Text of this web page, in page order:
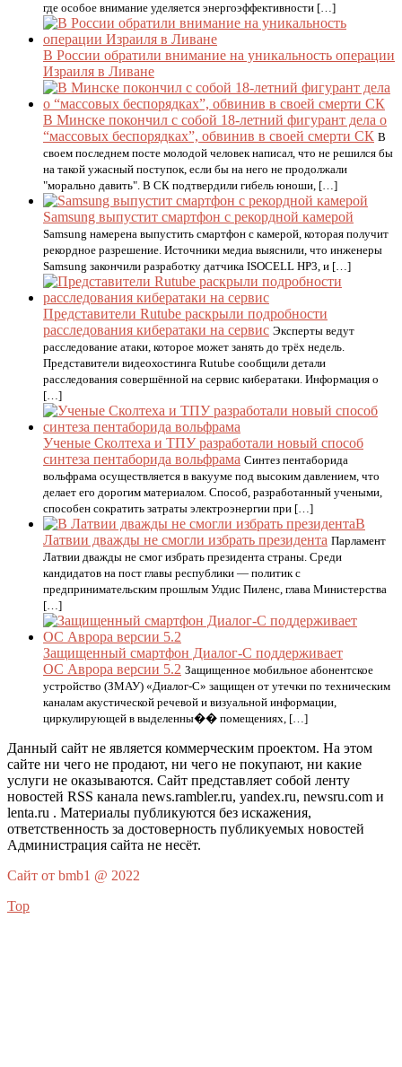
где особое внимание уделяется энергоэффективности […]
В России обратили внимание на уникальность операции
Израиля в Ливане
В Минске покончил с собой 18-летний фигурант дела о
“массовых беспорядках”, обвинив в своей смерти СК В
своем последнем посте молодой человек написал, что не решился бы
на такой ужасный поступок, если бы на него не продолжали
"морально давить". В СК подтвердили гибель юноши, […]
Samsung выпустит смартфон с рекордной камерой
Samsung намерена выпустить смартфон с камерой, которая получит
рекордное разрешение. Источники медиа выяснили, что инженеры
Samsung закончили разработку датчика ISOCELL HP3, и […]
Представители Rutube раскрыли подробности
расследования кибератаки на сервис Эксперты ведут
расследование атаки, которое может занять до трёх недель.
Представители видеохостинга Rutube сообщили детали
расследования совершённой на сервис кибератаки. Информация о
[…]
Ученые Сколтеха и ТПУ разработали новый способ
синтеза пентаборида вольфрама Синтез пентаборида
вольфрама осуществляется в вакууме под высоким давлением, что
делает его дорогим материалом. Способ, разработанный учеными,
способен сократить затраты электроэнергии при […]
В
Латвии дважды не смогли избрать президента Парламент
Латвии дважды не смог избрать президента страны. Среди
кандидатов на пост главы республики — политик с
предпринимательским прошлым Улдис Пиленс, глава Министерства
[…]
Защищенный смартфон Диалог-С поддерживает
ОС Аврора версии 5.2 Защищенное мобильное абонентское
устройство (ЗМАУ) «Диалог-С» защищен от утечки по техническим
каналам акустической речевой и визуальной информации,
циркулирующей в выделенны�� помещениях, […]
Данный сайт не является коммерческим проектом. На этом
сайте ни чего не продают, ни чего не покупают, ни какие
услуги не оказываются. Сайт представляет собой ленту
новостей RSS канала news.rambler.ru, yandex.ru, newsru.com и
lenta.ru . Материалы публикуются без искажения,
ответственность за достоверность публикуемых новостей
Администрация сайта не несёт.
Сайт от bmb1 @ 2022
Top